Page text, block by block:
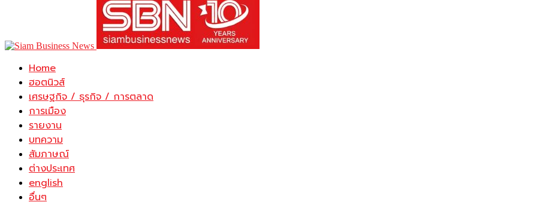
Home
ฮอตนิวส์
เศรษฐกิจ / ธุรกิจ / การตลาด
การเมือง
รายงาน
บทความ
สัมภาษณ์
ต่างประเทศ
english
อื่นๆ